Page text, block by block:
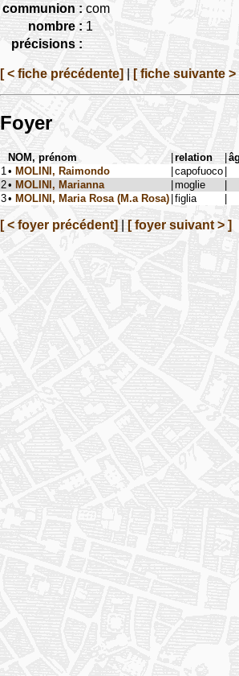
communion : com
nombre : 1
précisions :
[ < fiche précédente] [ fiche suivante >
Foyer
NOM, prénom |relation |
1 • MOLINI, Raimondo |capofuoco |
2• MOLINI, Marianna |moglie
|
3• MOLINI, Maria Rosa (M.a Rosa) |figlia |
[ < foyer précédent] [ foyer suivant > ]